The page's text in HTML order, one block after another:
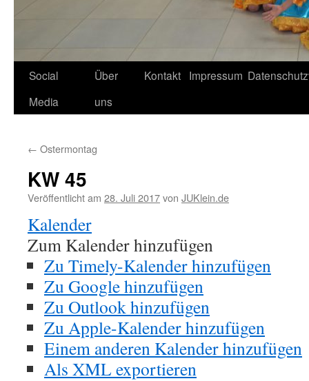
Social
Media
Über
uns
Kontakt Impressum
← Ostermontag
KW 45
Veröffentlicht am 28. Juli 2017von JUKlein.de
Kalender
Zum Kalender hinzufügen
Zu Timely-Kalender hinzufügen
Zu Google hinzufügen
Zu Outlook hinzufügen
Zu Apple-Kalender hinzufügen
Einem anderen Kalender hinzufügen
Als XML exportieren